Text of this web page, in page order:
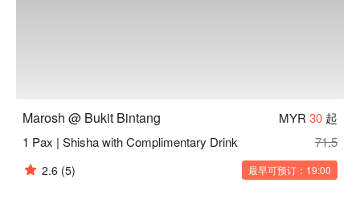
Marosh @ Bukit Bintang MYR 30 起
1 Pax | Shisha with Complimentary Drink
71.5
2.6 (5) 最早可预订：19:00